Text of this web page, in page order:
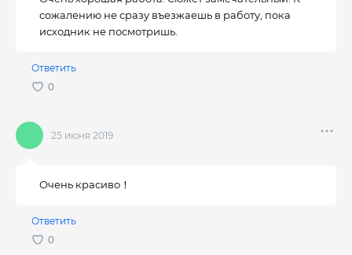
сожалению не сразу въезжаешь в работу, пока
исходник не посмотришь.
Ответить
25 июня 2019
Очень красиво！
Ответить